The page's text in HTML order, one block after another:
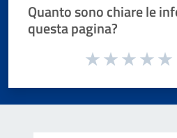
Quanto sono chiare le
questa pagina?
Valuta da 1 a 5 stelle la pagina